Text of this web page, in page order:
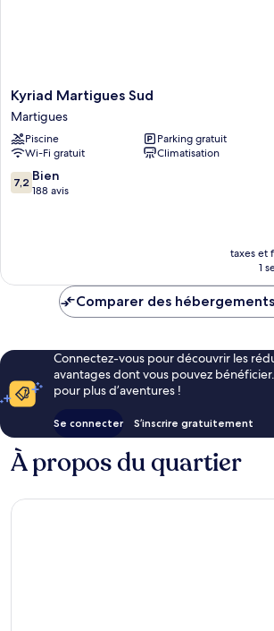
Kyriad
Martigues
Sud
Martigues
Kyriad Martigues Sud
Martigues
Piscine
Parking gratuit
Wi-Fi gratuit
Climatisation
7.2
sur
7,2 Bien
188 avis
taxes et
1
Comparer des
Connectez-vous pour découvrir les
avantages dont vous pouvez
pour plus d’aventures !
Se connecter S’inscrire gratuitement
À propos du quartier